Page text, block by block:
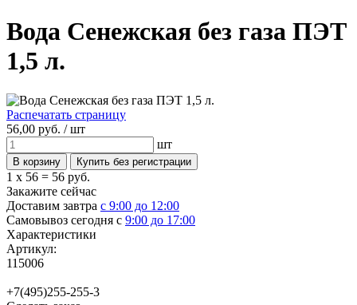
Вода Сенежская без газа ПЭТ
1,5 л.
Распечатать страницу
56,00 руб. /шт
шт
1 x 56 = 56 руб.
Закажите сейчас
Доставим завтра с 9:00 до 12:00
Самовывоз сегодня с 9:00 до 17:00
Характеристики
Артикул:
115006
+7(495)255-255-3